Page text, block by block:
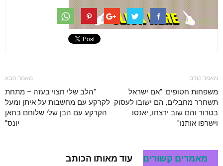
מאמר קודם
משפחות חטופים: "אם ישראל
תשחרר מחבלים, הם ישובו לעסוק
בטרור והם שוב ירצחו, יאנסו
וישרפו אותנו"
מאמר הבא
"הלב שלי חצוי בעזה – מתחת
לקרקע עם מחשבות על איתן ומעל
הקרקע עם הבן שלי שלוחם בחאן
יונס"
מאמרים קשורים עוד מאותו הכותב